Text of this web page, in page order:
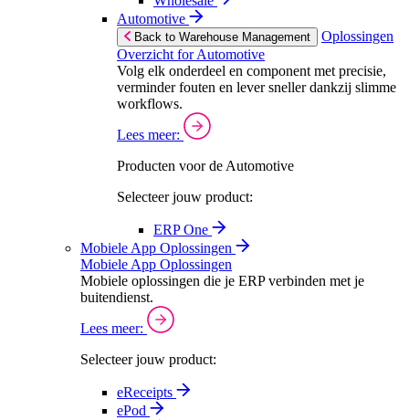
Automotive
Back to Warehouse Management
Oplossingen
Overzicht for Automotive
Volg elk onderdeel en component met precisie,
verminder fouten en lever sneller dankzij slimme
workflows.
Lees meer:
Producten voor de Automotive
Selecteer jouw product:
ERP One
Mobiele App Oplossingen
Mobiele App Oplossingen
Mobiele oplossingen die je ERP verbinden met je
buitendienst.
Lees meer:
Selecteer jouw product:
eReceipts
ePod